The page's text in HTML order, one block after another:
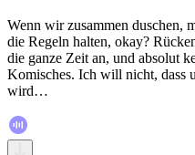
Wenn wir zusammen duschen,
die Regeln halten, okay?
die ganze Zeit an, und absolut
Komisches. Ich will nicht, dass
wird…